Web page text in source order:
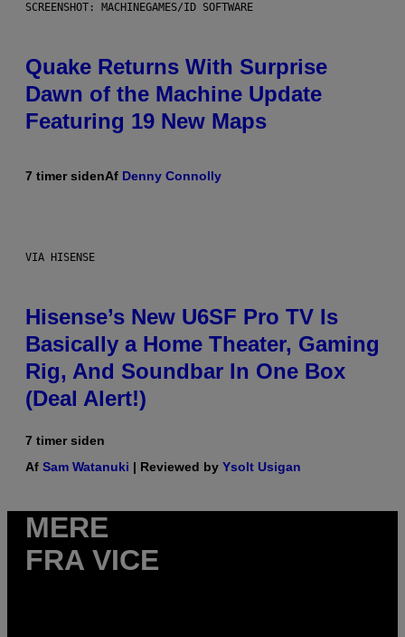
SCREENSHOT: MACHINEGAMES/ID SOFTWARE
Quake Returns With Surprise
Dawn of the Machine Update
Featuring 19 New Maps
7 timer sidenAf Denny Connolly
VIA HISENSE
Hisense’s New U6SF Pro TV Is
Basically a Home Theater, Gaming
Rig, And Soundbar In One Box
(Deal Alert!)
7 timer siden
Af Sam Watanuki | Reviewed by Ysolt Usigan
MERE
FRA VICE